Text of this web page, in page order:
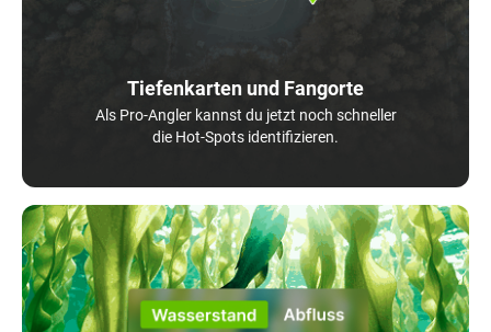
Tiefenkarten und Fangorte
Als Pro-Angler kannst du jetzt noch schneller
die Hot-Spots identifizieren.